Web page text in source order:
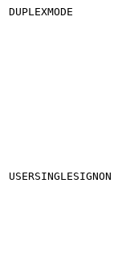
DUPLEXMODE
USERSINGLESIGNON